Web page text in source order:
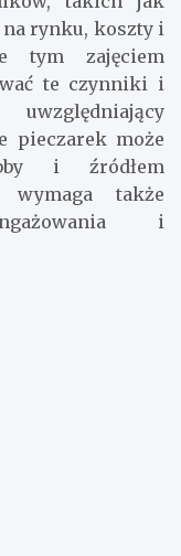
zajęciem,
takich jak
rynku, koszty i
tym zajęciem
te czynniki i
pieczarek może
i źródłem
wymaga także
i